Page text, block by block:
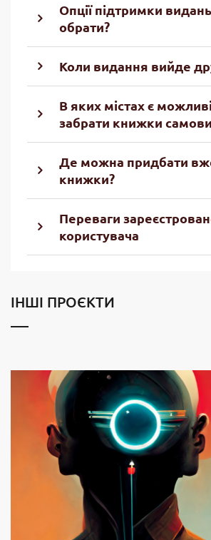
Опції підтримки
обрати?
Коли видання вийде
В яких містах є
забрати книжки
Де можна придбати
книжки?
Переваги
користувача
ІНШІ ПРОЄКТИ